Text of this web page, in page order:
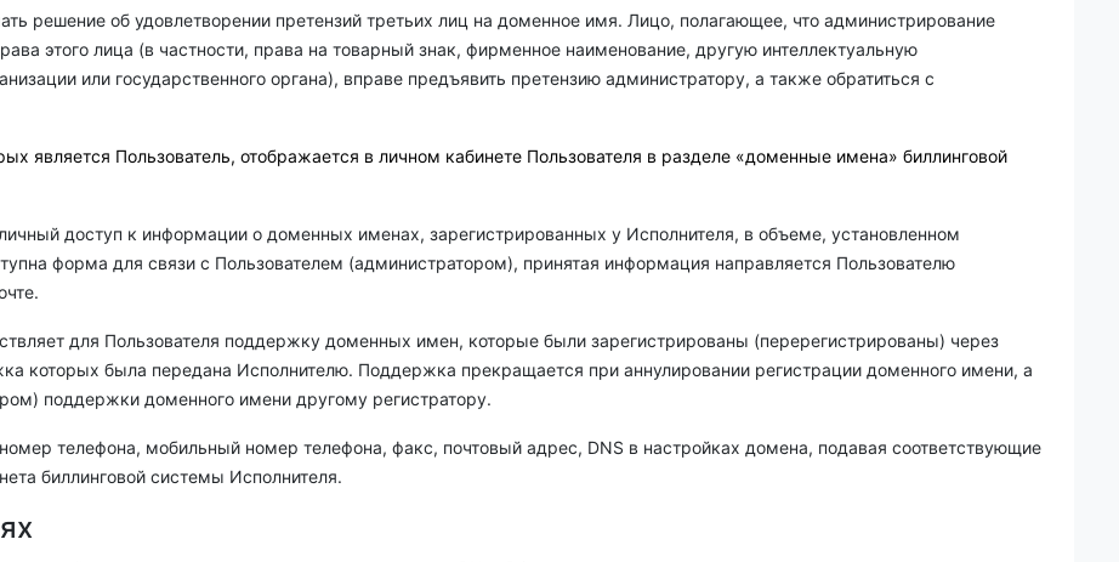
решение об удовлетворении претензий третьих лиц на доменное имя. Лицо, полагающее, что администрирование
этого лица (в частности, права на товарный знак, фирменное наименование, другую интеллектуальную
или государственного органа), вправе предъявить претензию администратору, а также обратиться с
является Пользователь, отображается в личном кабинете Пользователя в разделе «доменные имена» биллинговой
доступ к информации о доменных именах, зарегистрированных у Исполнителя, в объеме, установленном
форма для связи с Пользователем (администратором), принятая информация направляется Пользователю
для Пользователя поддержку доменных имен, которые были зарегистрированы (перерегистрированы) через
которых была передана Исполнителю. Поддержка прекращается при аннулировании регистрации доменного имени, а
поддержки доменного имени другому регистратору.
телефона, мобильный номер телефона, факс, почтовый адрес, DNS в настройках домена, подавая соответствующие
биллинговой системы Исполнителя.